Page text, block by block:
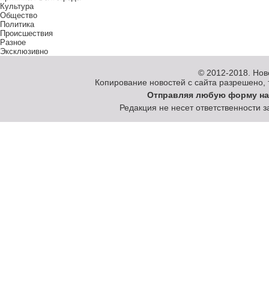
Культура
Общество
Политика
Происшествия
Разное
Эксклюзивно
© 2012-2018.
Копирование новостей с сайта разрешено,
Отправляя любую форму на
Редакция не несет